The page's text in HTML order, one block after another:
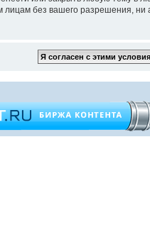
без вашего разрешения,